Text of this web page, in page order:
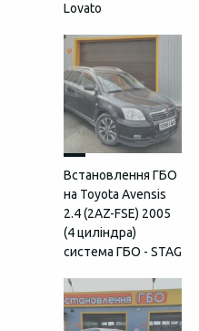
Lovato
Встановлення ГБО
на Toyota Avensis
2.4 (2AZ-FSE) 2005
(4 циліндра)
система ГБО - STAG